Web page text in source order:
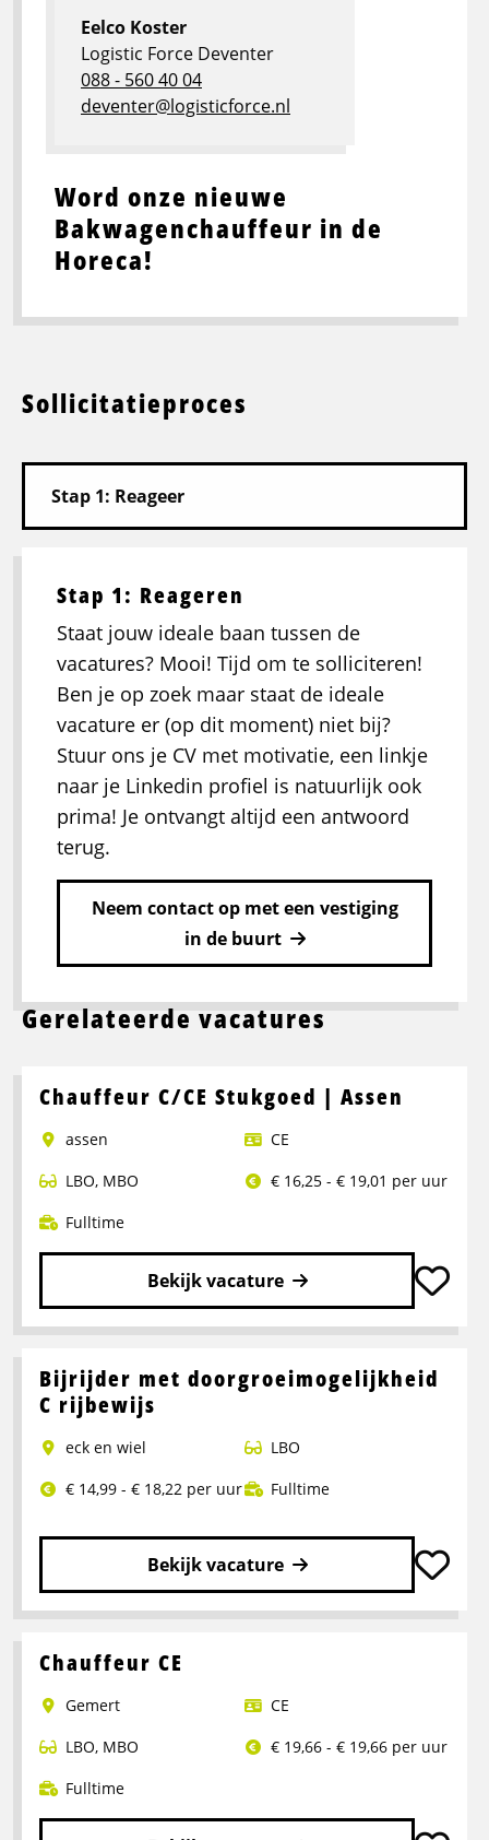
Word onze nieuwe
Bakwagenchauffeur in de
Horeca!
Eelco Koster
Logistic Force Deventer
088 - 560 40 04
deventer@logisticforce.nl
Sollicitatieproces
Stap 1: Reageren
Staat jouw ideale baan tussen de
vacatures? Mooi! Tijd om te solliciteren!
Ben je op zoek maar staat de ideale
vacature er (op dit moment) niet bij?
Stuur ons je CV met motivatie, een linkje
naar je Linkedin profiel is natuurlijk ook
prima! Je ontvangt altijd een antwoord
terug.
Neem contact op met een vestiging
in de buurt
Gerelateerde vacatures
Chauffeur C/CE Stukgoed | Assen
assen
CE
LBO, MBO
€ 16,25 - € 19,01 per uur
Fulltime
Bekijk vacature
Lees
over
Chauffeur
Stukgoed
|
Assen
Bijrijder met doorgroeimogelijkheid
C rijbewijs
eck en wiel
LBO
€ 14,99 - € 18,22 per uur
Fulltime
Bekijk vacature
Lees
over
met
doorgroeimogelijkheid
rijbewijs
Chauffeur CE
Gemert
CE
LBO, MBO
€ 19,66 - € 19,66 per uur
Fulltime